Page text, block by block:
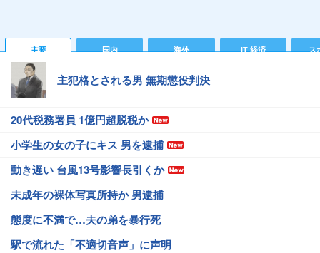
主要 国内 海外 IT 経済 ス
主犯格とされる男 無期懲役判決
20代税務署員 1億円超脱税か
小学生の女の子にキス 男を逮捕
動き遅い 台風13号影響長引くか
未成年の裸体写真所持か 男逮捕
態度に不満で…夫の弟を暴行死
駅で流れた「不適切音声」に声明